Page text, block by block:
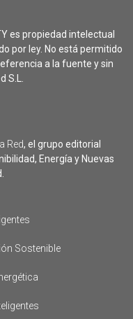
es propiedad intelectual
por ley. No está permitido
a la fuente y sin
S.L.
Red, el grupo editorial
Energía y Nuevas
Sostenible